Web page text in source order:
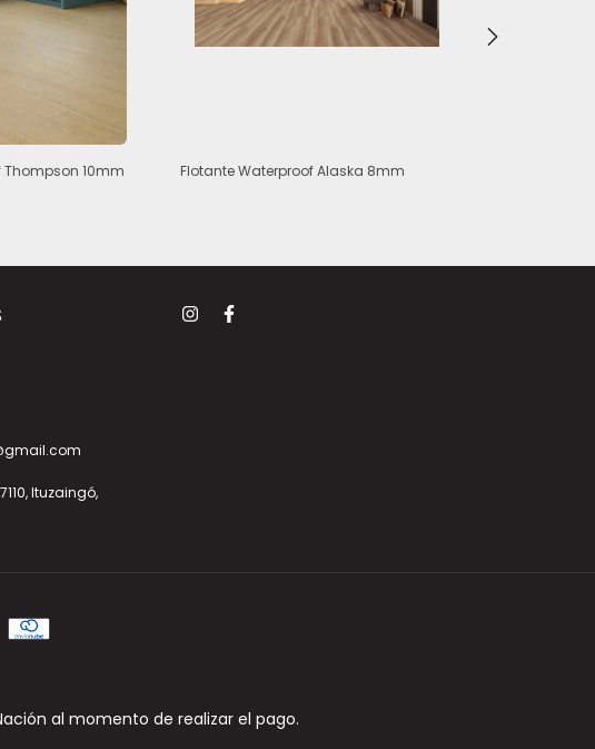
Thompson 10mm
Flotante Waterproof Alaska 8mm
Ituzaingó,
al momento de realizar el pago.